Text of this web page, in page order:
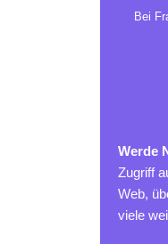
Bei
Werde
Zugriff
Web,
viele